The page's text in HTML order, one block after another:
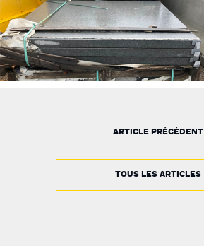
ARTICLE PRÉCÉDENT
TOUS LES ARTICLES